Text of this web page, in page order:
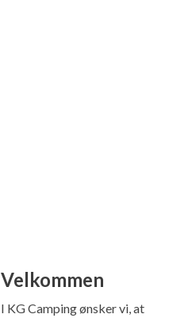
Velkommen
I KG Camping ønsker vi, at